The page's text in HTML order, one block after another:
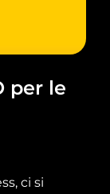
per le
ci si